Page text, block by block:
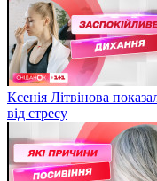
Ксенія Літвінова
від стресу